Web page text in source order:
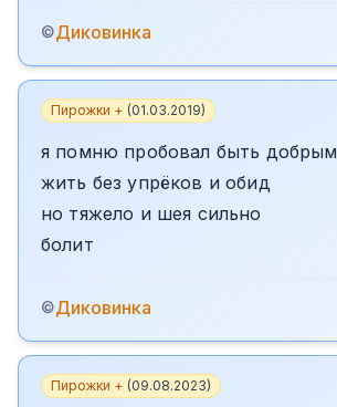
©Диковинка
Пирожки + (01.03.2019)
я помню пробовал быть добрым
жить без упрёков и обид
но тяжело и шея сильно
болит
©Диковинка
Пирожки + (09.08.2023)